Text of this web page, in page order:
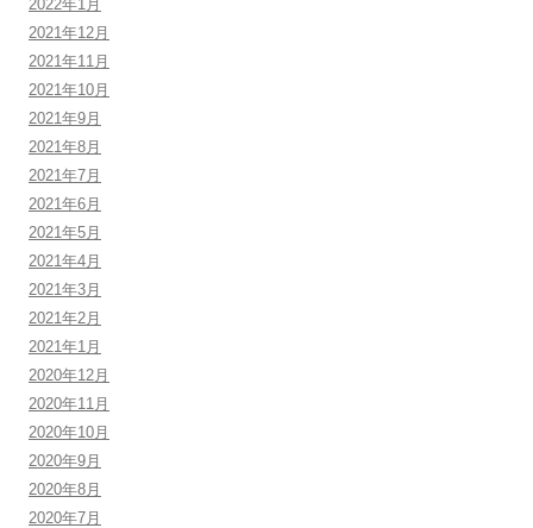
2022年1月
2021年12月
2021年11月
2021年10月
2021年9月
2021年8月
2021年7月
2021年6月
2021年5月
2021年4月
2021年3月
2021年2月
2021年1月
2020年12月
2020年11月
2020年10月
2020年9月
2020年8月
2020年7月